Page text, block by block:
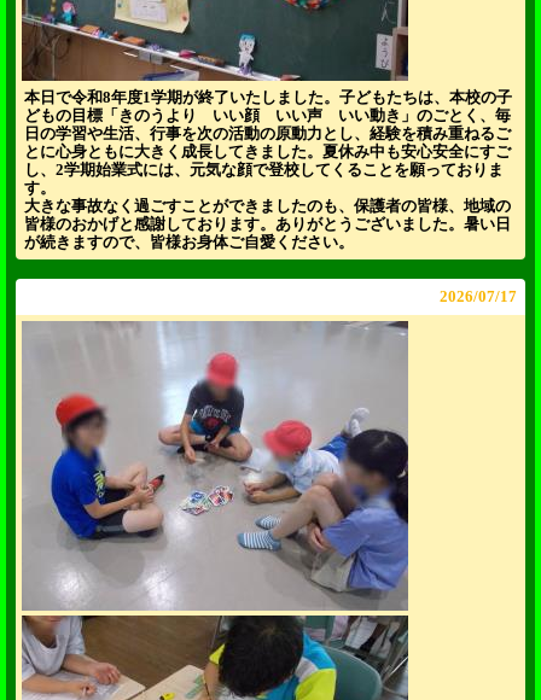
本日で令和8年度1学期が終了いたしました。子どもたちは、本校の子
どもの目標「きのうより いい顔 いい声 いい動き」のごとく、毎
日の学習や生活、行事を次の活動の原動力とし、経験を積み重ねるご
とに心身ともに大きく成長してきました。夏休み中も安心安全にすご
し、2学期始業式には、元気な顔で登校してくることを願っておりま
す。
大きな事故なく過ごすことができましたのも、保護者の皆様、地域の
皆様のおかげと感謝しております。ありがとうございました。暑い日
が続きますので、皆様お身体ご自愛ください。
2026/07/17